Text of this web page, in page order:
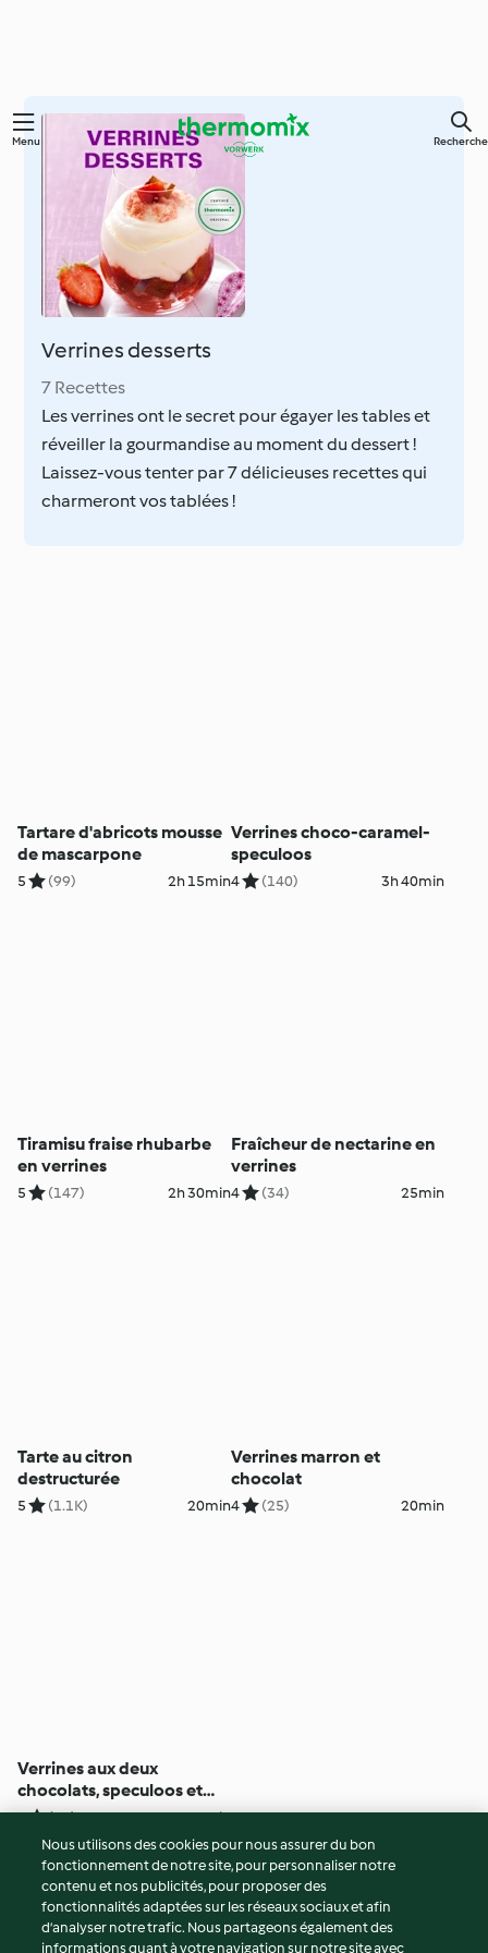
Skip
Menu Recherche
Verrines desserts
7 Recettes
Les verrines ont le secret pour égayer les tables et
réveiller la gourmandise au moment du dessert !
Laissez-vous tenter par 7 délicieuses recettes qui
charmeront vos tablées !
Tartare d'abricots mousse
de mascarpone
5 (99) 2h 15min
Verrines choco-caramel-
speculoos
4 (140) 3h 40min
Tiramisu fraise rhubarbe
en verrines
5 (147) 2h 30min
Fraîcheur de nectarine en
verrines
4 (34) 25min
Tarte au citron
destructurée
5 (1.1K) 20min
Verrines marron et
chocolat
4 (25) 20min
Verrines aux deux
chocolats, speculoos et
framboises
4 (43) 3h 50min
© Copyright 2026
Conditions d'utilisation
Politique de confidentialité
Nous utilisons des cookies pour nous assurer du bon
fonctionnement de notre site, pour personnaliser notre
contenu et nos publicités, pour proposer des
fonctionnalités adaptées sur les réseaux sociaux et afin
d’analyser notre trafic. Nous partageons également des
informations quant à votre navigation sur notre site avec